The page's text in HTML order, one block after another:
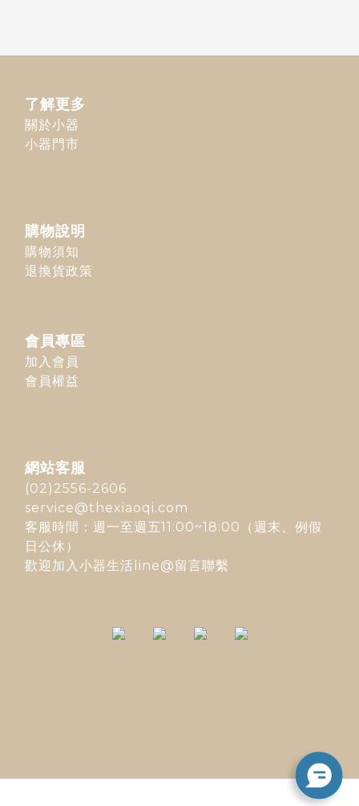
立即購買
了解更多
關於小器
小器門市
購物說明
購物須知
退換貨政策
會員專區
加入會員
會員權益
網站客服
(02)2556-2606
service@thexiaoqi.com
客服時間：週一至週五11:00~18:00（週末、例假
日公休）
歡迎加入 小器生活line@留言聯繫